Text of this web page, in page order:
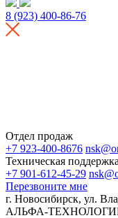
8 (923) 400-86-76
Отдел продаж
+7 923-400-8676
Техническая поддержка
+7 901-612-45-29
Перезвоните мне
г. Новосибирск, ул.
АЛЬФА-